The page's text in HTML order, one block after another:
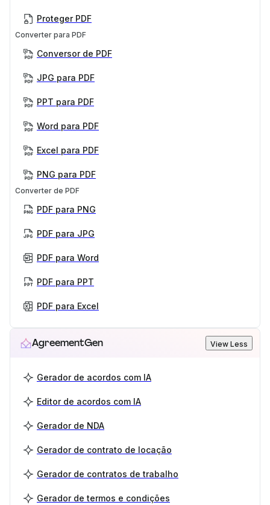
Proteger PDF
Converter para PDF
Conversor de PDF
JPG para PDF
PPT para PDF
Word para PDF
Excel para PDF
PNG para PDF
Converter de PDF
PDF para PNG
PDF para JPG
PDF para Word
PDF para PPT
PDF para Excel
AgreementGen View Less
Gerador de acordos com IA
Editor de acordos com IA
Gerador de NDA
Gerador de contrato de locação
Gerador de contratos de trabalho
Gerador de termos e condições